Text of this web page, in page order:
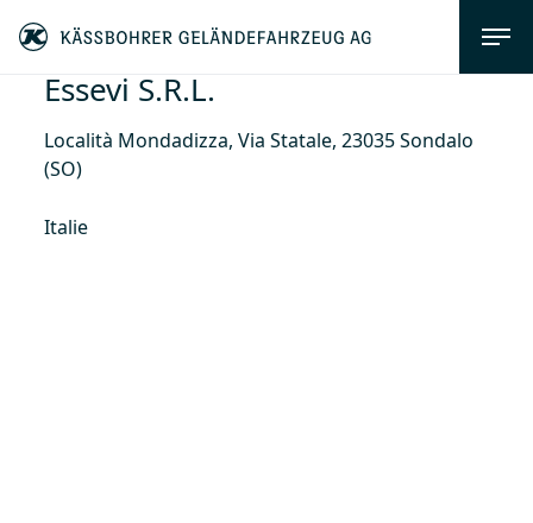
Essevi S.R.L.
Località Mondadizza, Via Statale, 23035 Sondalo
(SO)
Italie